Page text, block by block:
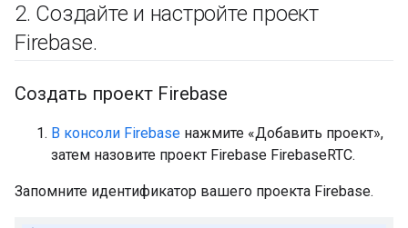
2. Создайте и настройте проект
Firebase.
Создать проект Firebase
В консоли Firebase нажмите «Добавить проект»,
затем назовите проект Firebase FirebaseRTC.
Запомните идентификатор вашего проекта Firebase.